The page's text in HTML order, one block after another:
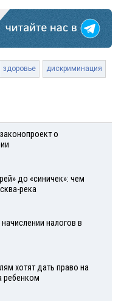
здоровье дискриминация
о
до «синичек»: чем
река
налогов в
хотят дать право на
ребенком